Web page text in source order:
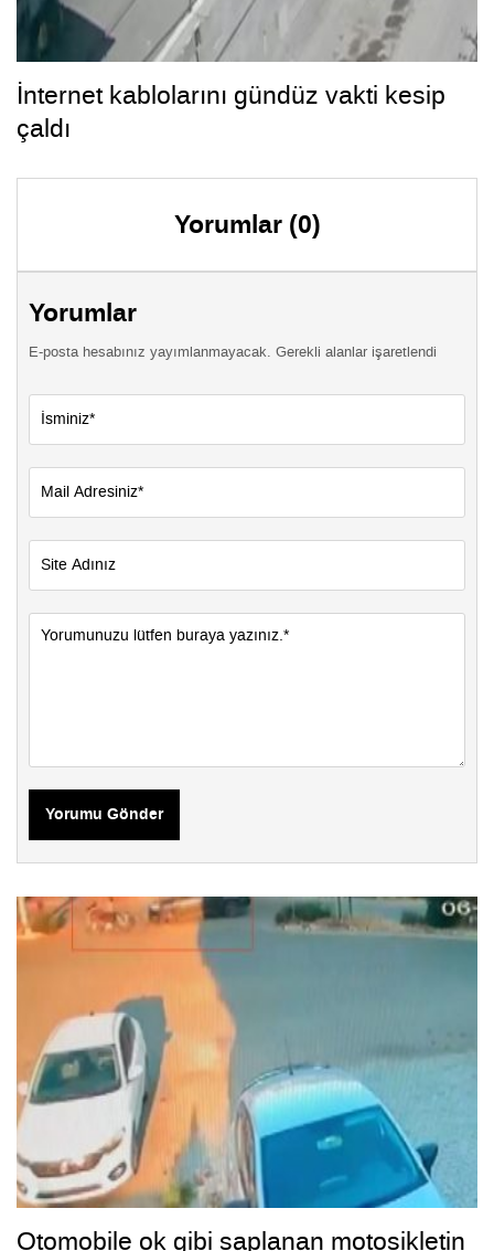
İnternet kablolarını gündüz vakti kesip
çaldı
Yorumlar (0)
Yorumlar
E-posta hesabınız yayımlanmayacak. Gerekli alanlar işaretlendi
Yorumu Gönder
Otomobile ok gibi saplanan motosikletin